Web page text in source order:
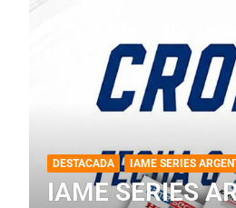
DESTACADA IAME SERIES
IAME SERIES